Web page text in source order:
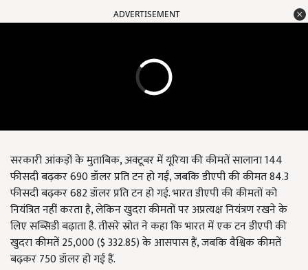
ADVERTISEMENT
सरकारी आंकड़ों के मुताबिक, अक्टूबर में यूरिया की कीमतें सालाना 144
फीसदी बढ़कर 690 डॉलर प्रति टन हो गईं, जबकि डीएपी की कीमत 84.3
फीसदी बढ़कर 682 डॉलर प्रति टन हो गई. भारत डीएपी की कीमतों को
नियंत्रित नहीं करता है, लेकिन खुदरा कीमतों पर अप्रत्यक्ष नियंत्रण रखने के
लिए सब्सिडी बढ़ाता है. तीसरे स्रोत ने कहा कि भारत में एक टन डीएपी की
खुदरा कीमतें 25,000 ($ 332.85) के आसपास हैं, जबकि वैश्विक कीमतें
बढ़कर 750 डॉलर हो गई हैं.